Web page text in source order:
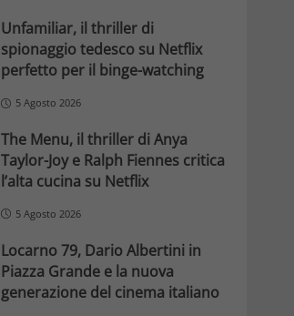
Unfamiliar, il thriller di
spionaggio tedesco su Netflix
perfetto per il binge-watching
5 Agosto 2026
The Menu, il thriller di Anya
Taylor-Joy e Ralph Fiennes critica
l’alta cucina su Netflix
5 Agosto 2026
Locarno 79, Dario Albertini in
Piazza Grande e la nuova
generazione del cinema italiano